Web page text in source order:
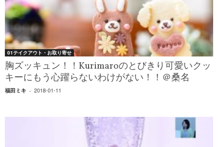
01テイクアウト・お取り寄せ
胸ズッキュン！！Kurimaroのとびきり可愛いクッ
キーにもう心躍らないわけがない！！＠桑名
福田ミキ - 2018-01-11